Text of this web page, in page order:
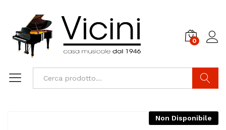
0
Non Disponibile